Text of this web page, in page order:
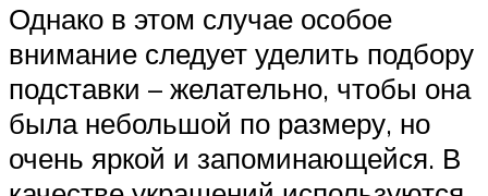
Однако в этом случае особое
внимание следует уделить подбору
подставки – желательно, чтобы она
была небольшой по размеру, но
очень яркой и запоминающейся. В